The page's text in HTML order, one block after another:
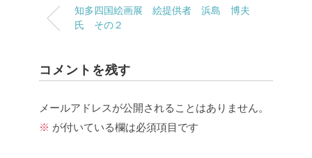
知多四国絵画展 絵提供者 浜島 博夫
氏 その２
コメントを残す
メールアドレスが公開されることはありません。
※ が付いている欄は必須項目です